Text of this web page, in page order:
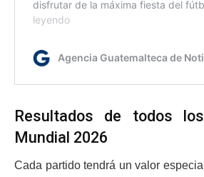
Resultados de todos
Mundial 2026
Cada partido tendrá un valor